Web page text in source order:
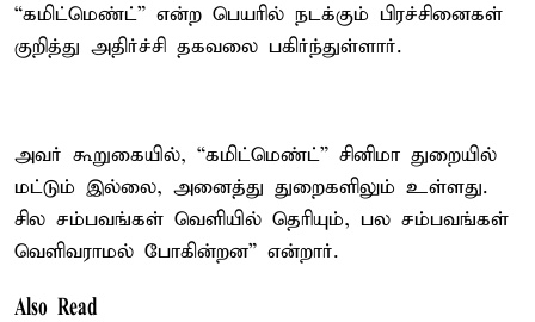
“கமிட்மெண்ட்” என்ற பெயரில் நடக்கும் பிரச்சினைகள்
குறித்து அதிர்ச்சி தகவலை பகிர்ந்துள்ளார்.
அவர் கூறுகையில், “கமிட்மெண்ட்” சினிமா துறையில்
மட்டும் இல்லை, அனைத்து துறைகளிலும் உள்ளது.
சில சம்பவங்கள் வெளியில் தெரியும், பல சம்பவங்கள்
வெளிவராமல் போகின்றன” என்றார்.
Also Read